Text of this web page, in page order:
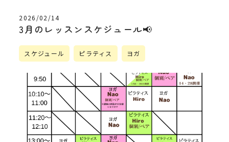
2026/02/14
3月のレッスンスケジュール📢
スケジュール ピラティス ヨガ